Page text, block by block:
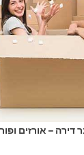
דירה – אורזים